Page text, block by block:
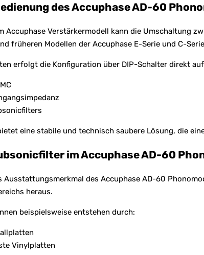
des Accuphase AD-60
Accuphase Verstärkermodell kann die Umschaltung
früheren Modellen der Accuphase E-Serie und C-
erfolgt die Konfiguration über DIP-Schalter direkt
eine stabile und technisch saubere Lösung, die
im Accuphase AD-60
Ausstattungsmerkmal des Accuphase AD-60
heraus.
beispielsweise entstehen durch:
Vinylplatten